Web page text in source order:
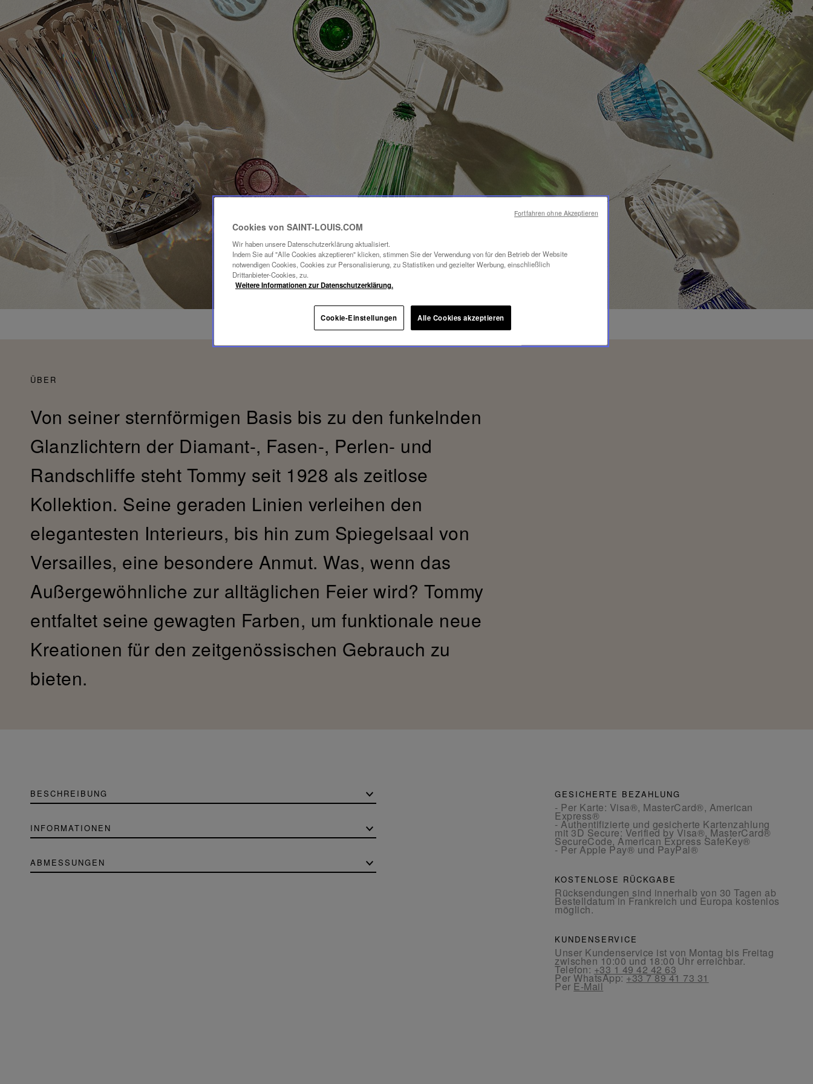
ÜBER
Von seiner sternförmigen Basis bis zu den funkelnden
Glanzlichtern der Diamant-, Fasen-, Perlen- und
Randschliffe steht Tommy seit 1928 als zeitlose
Kollektion. Seine geraden Linien verleihen den
elegantesten Interieurs, bis hin zum Spiegelsaal von
Versailles, eine besondere Anmut. Was, wenn das
Außergewöhnliche zur alltäglichen Feier wird? Tommy
entfaltet seine gewagten Farben, um funktionale neue
Kreationen für den zeitgenössischen Gebrauch zu
bieten.
BESCHREIBUNG
INFORMATIONEN
ABMESSUNGEN
GESICHERTE BEZAHLUNG
- Per Karte: Visa®, MasterCard®, American
Express®
- Authentifizierte und gesicherte Kartenzahlung
mit 3D Secure: Verified by Visa®, MasterCard®
SecureCode, American Express SafeKey®
- Per Apple Pay® und PayPal®
KOSTENLOSE RÜCKGABE
Rücksendungen sind innerhalb von 30 Tagen ab
Bestelldatum in Frankreich und Europa kostenlos
möglich.
KUNDENSERVICE
Unser Kundenservice ist von Montag bis Freitag
zwischen 10:00 und 18:00 Uhr erreichbar.
Telefon:+33 1 49 42 42 63
Per WhatsApp:+33 7 89 41 73 31
Per E-Mail
Cookies von SAINT-LOUIS.COM
Wir haben unsere Datenschutzerklärung aktualisiert.
Indem Sie auf "Alle Cookies akzeptieren" klicken, stimmen Sie der Verwendung von für den Betrieb der Website
notwendigen Cookies, Cookies zur Personalisierung, zu Statistiken und gezielter Werbung, einschließlich
Drittanbieter-Cookies, zu.
Weitere Informationen zur Datenschutzerklärung.
Cookie-Einstellungen Alle Cookies akzeptieren
Fortfahren ohne Akzeptieren